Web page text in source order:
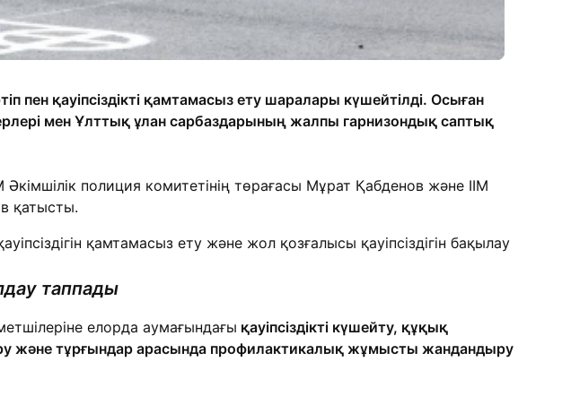
қауіпсіздікті қамтамасыз ету шаралары күшейтілді. Осыған
мен Ұлттық ұлан сарбаздарының жалпы гарнизондық саптық
полиция комитетінің төрағасы Мұрат Қабденов және ІІМ
қатысты.
қамтамасыз ету және жол қозғалысы қауіпсіздігін бақылау
таппады
елорда аумағындағы қауіпсіздікті күшейту, құқық
және тұрғындар арасында профилактикалық жұмысты жандандыру